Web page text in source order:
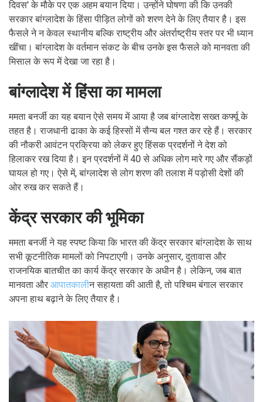
दिवस' के मौके पर एक अहम बयान दिया। उन्होंने घोषणा की कि उनकी
सरकार बांग्लादेश के हिंसा पीड़ित लोगों को शरण देने के लिए तैयार है। इस
फैसले ने न केवल स्थानीय बल्कि राष्ट्रीय और अंतर्राष्ट्रीय स्तर पर भी ध्यान
खींचा। बांग्लादेश के वर्तमान संकट के बीच उनके इस फैसले को मानवता की
मिसाल के रूप में देखा जा रहा है।
बांग्लादेश में हिंसा का मामला
ममता बनर्जी का यह बयान ऐसे समय में आया है जब बांग्लादेश सख्त कर्फ्यू के
तहत है। राजधानी ढाका के कई हिस्सों में सैन्य बल गश्त कर रहे हैं। सरकार
की नौकरी आवंटन प्रक्रिया को लेकर हुए हिंसक प्रदर्शनों ने देश को
हिलाकर रख दिया है। इन प्रदर्शनों में 40 से अधिक लोग मारे गए और सैंकड़ों
घायल हो गए। ऐसे में, बांग्लादेश से लोग शरण की तलाश में पड़ोसी देशों की
ओर रुख कर सकते हैं।
केंद्र सरकार की भूमिका
ममता बनर्जी ने यह स्पष्ट किया कि भारत की केंद्र सरकार बांग्लादेश के साथ
सभी कूटनीतिक मामलों को निपटाएगी। उनके अनुसार, दुतावास और
राजनयिक बातचीत का कार्य केंद्र सरकार के अधीन है। लेकिन, जब बात
मानवता और आपातकालीन सहायता की आती है, तो पश्चिम बंगाल सरकार
अपना हाथ बढ़ाने के लिए तैयार है।